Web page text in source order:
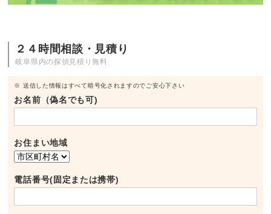
２４時間相談・見積り
岐阜県内の探偵見積り無料
※ 送信した情報はすべて暗号化されますのでご安心下さい
お名前（偽名でも可)
お住まい地域
電話番号(固定または携帯)